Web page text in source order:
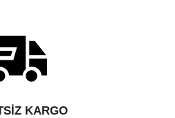
KARGO